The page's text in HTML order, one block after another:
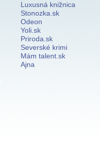
Luxusná knižnica
Stonozka.sk
Odeon
Yoli.sk
Priroda.sk
Severské krimi
Mám talent.sk
Ajna